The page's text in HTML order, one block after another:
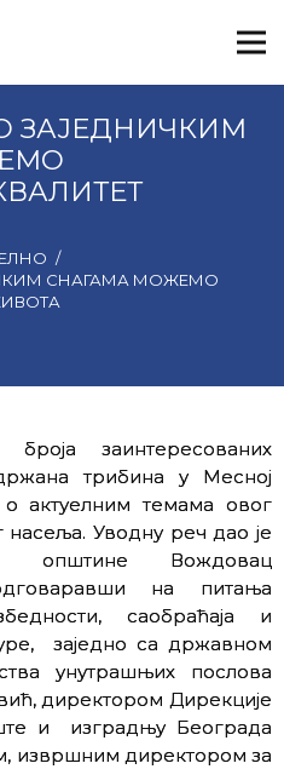
ЗАЈЕДНИЧКИМ
/
СНАГАМА МОЖЕМО
заинтересованих
трибина у Месној
o актуелним темама овог
насеља. Уводну реч дао је
општине Вождовац
на питања
саобраћаја и
заједно са државном
унутрашњих послова
директором Дирекције
и изградњу Београда
извршним директором за